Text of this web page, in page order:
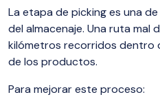
La etapa de picking es una
del almacenaje. Una ruta mal
kilómetros recorridos dentro
de los productos.
Para mejorar este proceso: